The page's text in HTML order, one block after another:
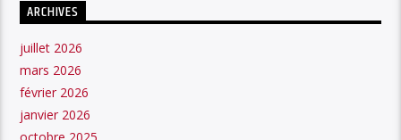
ARCHIVES
juillet 2026
mars 2026
février 2026
janvier 2026